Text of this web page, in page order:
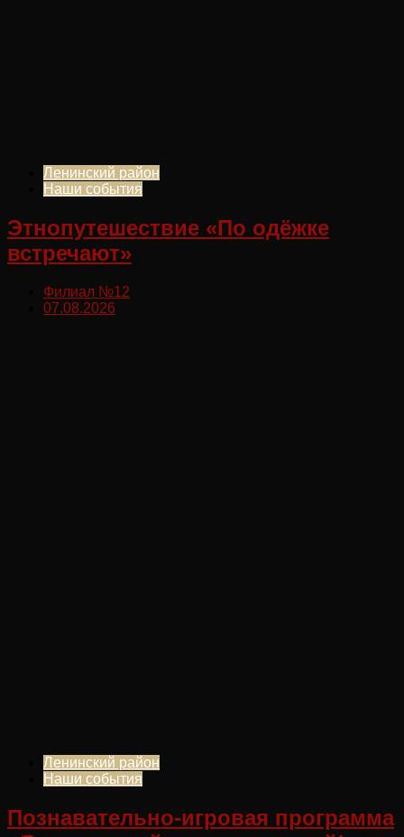
Ленинский район
Наши события
Этнопутешествие «По одёжке
встречают»
Филиал №12
07.08.2026
Ленинский район
Наши события
Познавательно-игровая программа